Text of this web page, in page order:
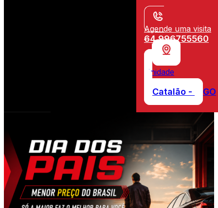
Agende uma visita
64 996755560
Unidade
Catalão - GO